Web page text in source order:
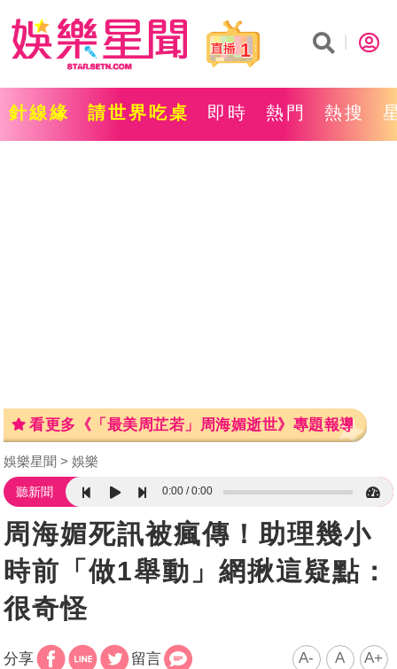
1
針線緣 請世界吃桌 即時 熱門 熱搜
看更多《「最美周芷若」周海媚逝世》專題報導
娛樂星聞 娛樂
聽新聞 0:00 0:00
周海媚死訊被瘋傳！助理幾小
時前「做1舉動」網揪這疑點：
很奇怪
分享 留言 A- A A+